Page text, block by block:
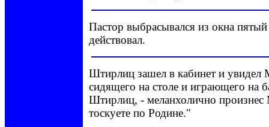
Пастор выбрасывался из окна
действовал.
Штирлиц зашел в кабинет и увидел
сидящего на столе и играющего на
Штирлиц, - меланхолично
тоскуете по Родине."